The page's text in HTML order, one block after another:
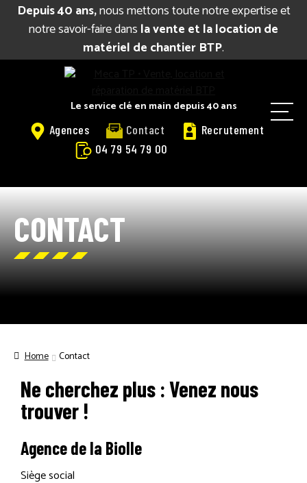
Depuis 40 ans,nous mettons toute notre expertise et
notre savoir-faire dans la vente et la location de
matériel de chantier BTP.
Le service clé en main depuis 40 ans
Agences Contact
Recrutement
04 79 54 79 00
M
BIENVENUE
CATALOGUE LOCATION
VENTE
RÉPARATION
CONTACT
Home Contact
Ne cherchez plus : Venez nous
trouver !
Agence de la Biolle
Siège social